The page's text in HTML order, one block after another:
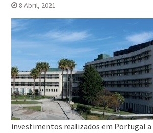
8 Abril, 2021
investimentos realizados em Portugal